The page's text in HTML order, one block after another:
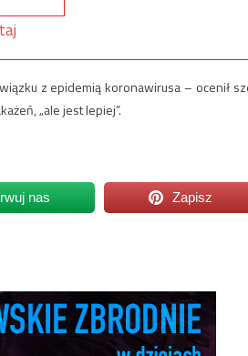
z epidemią koronawirusa – ocenił
„ale jest lepiej”.
nas Zapisz